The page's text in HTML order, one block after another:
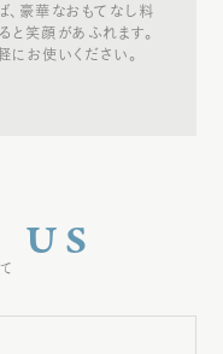
、豪華なおもてなし料
笑顔があふれます。
お使いください。